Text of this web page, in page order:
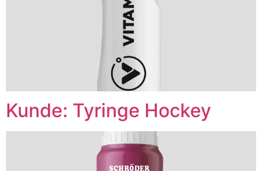
Kunde: Tyringe Hockey